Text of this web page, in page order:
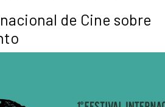
de Cine sobre